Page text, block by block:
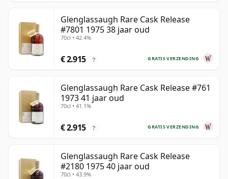
Glenglassaugh Rare Cask Release
#7801 1975 38 jaar oud
70cl • 42.4%
GRATIS VERZENDING
€ 2.915 ?
Glenglassaugh Rare Cask Release #761
1973 41 jaar oud
70cl • 41.1%
GRATIS VERZENDING
€ 2.915 ?
Glenglassaugh Rare Cask Release
#2180 1975 40 jaar oud
70cl • 43.9%